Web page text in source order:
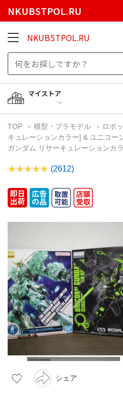
NKUBSTPOL.RU
NKUBSTPOL.RU
マイストア
TOP 模型・プラモデル ロボ
キュレーションカラー] & ユニコー
ガンダム リサーキュレーションカ
(2612)
シェア